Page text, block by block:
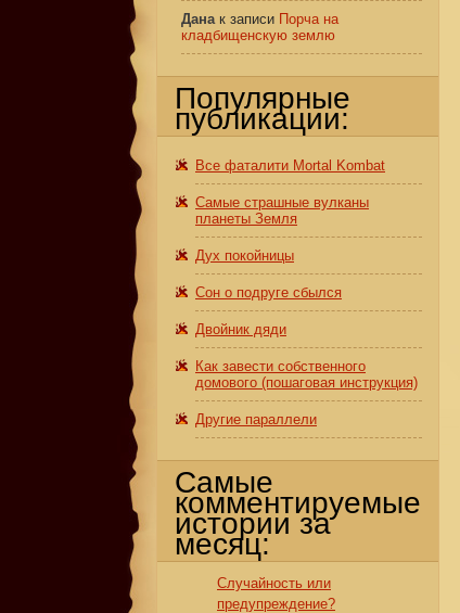
Данак записи Порча на
кладбищенскую землю
Популярные
публикации:
Все фаталити Mortal Kombat
Самые страшные вулканы
планеты Земля
Дух покойницы
Сон о подруге сбылся
Двойник дяди
Как завести собственного
домового (пошаговая инструкция)
Другие параллели
Самые
комментируемые
истории за
месяц:
Случайность или
предупреждение?